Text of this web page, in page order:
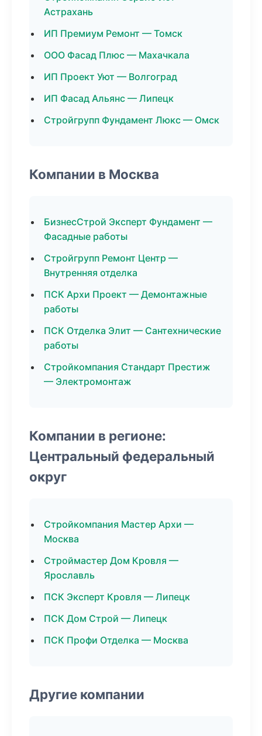
Астрахань
ИП Премиум Ремонт — Томск
ООО Фасад Плюс — Махачкала
ИП Проект Уют — Волгоград
ИП Фасад Альянс — Липецк
Стройгрупп Фундамент Люкс — Омск
Компании в Москва
БизнесСтрой Эксперт Фундамент —
Фасадные работы
Стройгрупп Ремонт Центр —
Внутренняя отделка
ПСК Архи Проект — Демонтажные
работы
ПСК Отделка Элит — Сантехнические
работы
Стройкомпания Стандарт Престиж
— Электромонтаж
Компании в регионе:
Центральный федеральный
округ
Стройкомпания Мастер Архи —
Москва
Строймастер Дом Кровля —
Ярославль
ПСК Эксперт Кровля — Липецк
ПСК Дом Строй — Липецк
ПСК Профи Отделка — Москва
Другие компании